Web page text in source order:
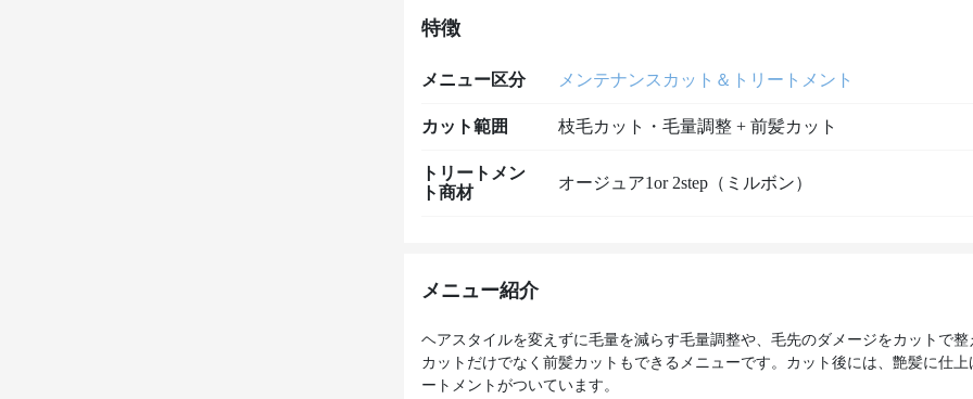
特徴
メニュー区分 メンテナンスカット＆トリートメント
カット範囲 枝毛カット・毛量調整 + 前髪カット
トリートメン
ト商材
オージュア1or 2step（ミルボン）
メニュー紹介
ヘアスタイルを変えずに毛量を減らす毛量調整や、毛先のダメージをカットで整
カットだけでなく前髪カットもできるメニューです。カット後には、艶髪に仕上
ートメントがついています。